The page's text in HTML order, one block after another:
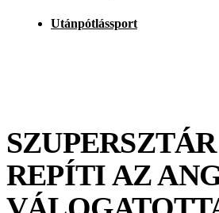
Utánpótlássport
REPÍTI AZ